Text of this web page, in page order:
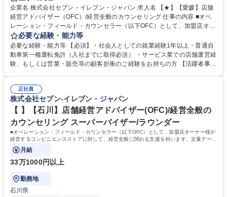
企業名 株式会社セブン－イレブン・ジャパン 求人名 【★】【愛媛】店舗
経営アドバイザー（OFC）/経営全般のカウンセリング 仕事の内容 ■オペ
レーション・フィールド・カウンセラー（以下OFC）として、加盟店オー
ナー様が経営するコンビニエンスストアに対して、経営全般に関わる支援
を担います。定量データに基づく運営支援業務をお任せします。 【業務
例】商圏分析、競合調査、売上や販売数等データ分析、売場確認、発注や
売場作りアドバイス、個店行為計画の作成、従業員教育サポート等がござ
オーナー様の方針もふまえた個店カウンセリングへと繋げていきます。 募
集職種 【★】【愛媛】店舗経営アドバイザー（OFC）/経営全般のカウン
セリング
必要な経験・能力等
必要な経験・能力等 【必須】・社会人としての就業経験1年以上・普通自
動車第一種運転免許（入社までに取得必須） ・サービス業での店舗運営経
験、もしくは営業・販売等の顧客折衝のご経験をお持ちの方 【活躍者事
フプランの変更に合わせた働き方が可能な制度があります。 ・ＯＦＣ職限
定、エリアを限定して働く制度 ※エリア内転勤は有り ・育児や介護等に
て、転勤無しになる制度 ・育児や介護等にて、短時間で働く制度 学歴・
資格 学歴：大学院 大学 高専 短大 専修学校 高校 語学力： 資格：第一種運
転免許普通自動車
正社員
株式会社セブン-イレブン・ジャパン
【 】【石川】店舗経営アドバイザー(OFC)/経営全般の
カウンセリング スーパーバイザー/ラウンダー
■オペレーション・フィールド・カウンセラー（以下OFC）として、加盟店オーナー様が
経営するコンビニエンスストアに対して、経営全般に関わる支援を担います。定量データ
に基づく運営支援業務をお任せします。
月給
33万1000円以上
勤務地
石川県